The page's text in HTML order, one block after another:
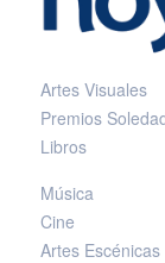
Artes Visuales
Premios
Libros
Música
Cine
Artes Escénicas